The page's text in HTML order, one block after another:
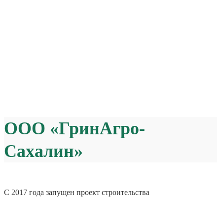
ООО «ГринАгро-
Сахалин»
С 2017 года запущен проект строительства